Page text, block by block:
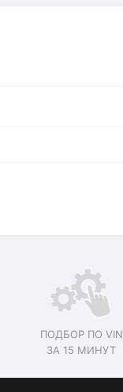
ПОДБОР ПО VIN
ЗА 15 МИНУТ